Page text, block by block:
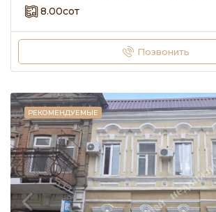
8.00сот
Позвонить
РЕКОМЕНДУЕМЫЕ